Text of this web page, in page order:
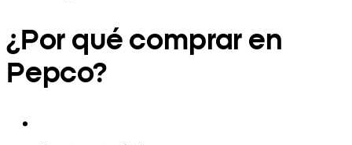
¿Por qué comprar en
Pepco?